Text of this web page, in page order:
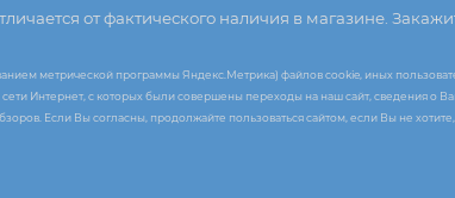
от фактического наличия в магазине.
метрической программы Яндекс.Метрика) файлов cookie, иных
Интернет, с которых были совершены переходы на наш сайт, сведения о
Если Вы согласны, продолжайте пользоваться сайтом, если Вы не